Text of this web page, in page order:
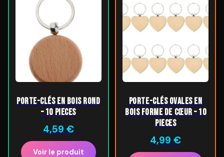
Porte-clés en bois rond
– 10 pieces
4,59 €
Voir le produit
Porte-clés ovales en
bois forme de cœur – 10
pieces
4,99€